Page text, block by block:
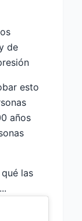
de
esto
años
las